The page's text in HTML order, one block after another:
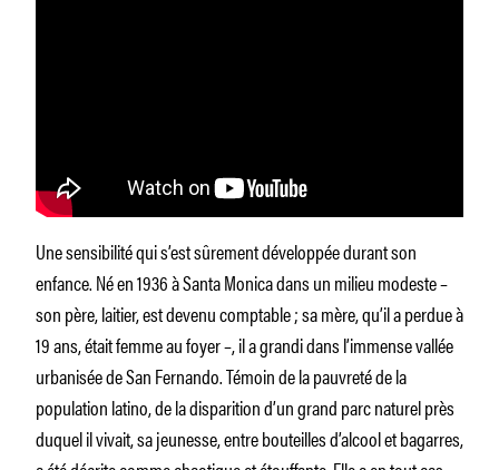
Une sensibilité qui s’est sûrement développée durant son
enfance. Né en 1936 à Santa Monica dans un milieu modeste –
son père, laitier, est devenu comptable ; sa mère, qu’il a perdue à
19 ans, était femme au foyer –, il a grandi dans l’immense vallée
urbanisée de San Fernando. Témoin de la pauvreté de la
population latino, de la disparition d’un grand parc naturel près
duquel il vivait, sa jeunesse, entre bouteilles d’alcool et bagarres,